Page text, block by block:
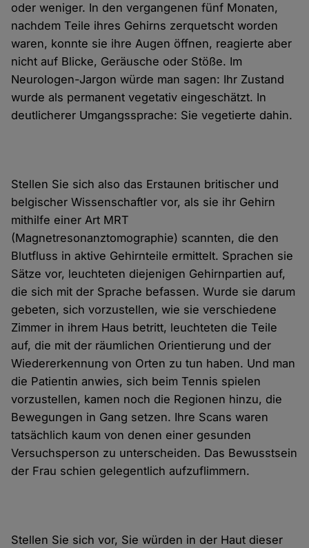
oder weniger. In den vergangenen fünf Monaten,
nachdem Teile ihres Gehirns zerquetscht worden
waren, konnte sie ihre Augen öffnen, reagierte aber
nicht auf Blicke, Geräusche oder Stöße. Im
Neurologen-Jargon würde man sagen: Ihr Zustand
wurde als permanent vegetativ eingeschätzt. In
deutlicherer Umgangssprache: Sie vegetierte dahin.
Stellen Sie sich also das Erstaunen britischer und
belgischer Wissenschaftler vor, als sie ihr Gehirn
mithilfe einer Art MRT
(Magnetresonanztomographie) scannten, die den
Blutfluss in aktive Gehirnteile ermittelt. Sprachen sie
Sätze vor, leuchteten diejenigen Gehirnpartien auf,
die sich mit der Sprache befassen. Wurde sie darum
gebeten, sich vorzustellen, wie sie verschiedene
Zimmer in ihrem Haus betritt, leuchteten die Teile
auf, die mit der räumlichen Orientierung und der
Wiedererkennung von Orten zu tun haben. Und man
die Patientin anwies, sich beim Tennis spielen
vorzustellen, kamen noch die Regionen hinzu, die
Bewegungen in Gang setzen. Ihre Scans waren
tatsächlich kaum von denen einer gesunden
Versuchsperson zu unterscheiden. Das Bewusstsein
der Frau schien gelegentlich aufzuflimmern.
Stellen Sie sich vor, Sie würden in der Haut dieser